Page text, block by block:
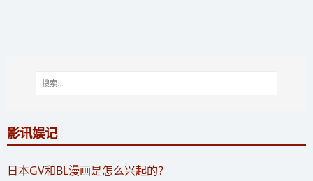
影讯娱记
​日本GV和BL漫画是怎么兴起的？